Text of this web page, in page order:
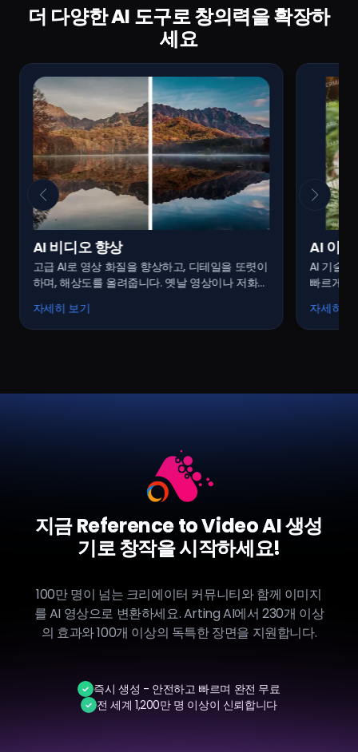
더 다양한 AI 도구로 창의력을 확장하
세요
AI 비디오 향상
고급 AI로 영상 화질을 향상하고, 디테일을 또렷이
하며, 해상도를 올려줍니다. 옛날 영상이나 저화질
자세히 보기
AI 이
AI 기술
빠르게
자세히
지금 Reference to Video AI 생성
기로 창작을 시작하세요!
100만 명이 넘는 크리에이터 커뮤니티와 함께 이미지
를 AI 영상으로 변환하세요. Arting AI에서 230개 이상
의 효과와 100개 이상의 독특한 장면을 지원합니다.
즉시 생성 - 안전하고 빠르며 완전 무료
전 세계 1,200만 명 이상이 신뢰합니다